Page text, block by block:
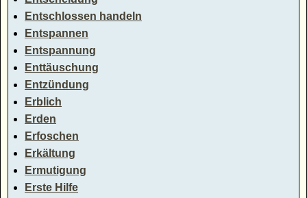
Entschlossen handeln
Entspannen
Entspannung
Enttäuschung
Entzündung
Erblich
Erden
Erfoschen
Erkältung
Ermutigung
Erste Hilfe